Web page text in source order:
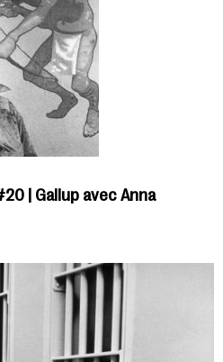
| Gallup avec Anna